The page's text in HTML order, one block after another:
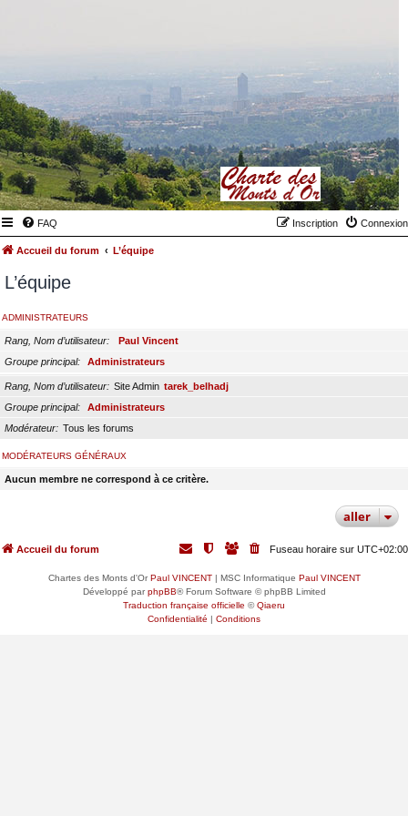
FAQ Connexion
Inscription
Accueil du forum L’équipe
L’équipe
ADMINISTRATEURS
Rang, Nom d’utilisateur
Paul Vincent
Groupe principal
Administrateurs
Rang, Nom d’utilisateur Site Admin tarek_belhadj
Groupe principal
Administrateurs
Modérateur
Tous les forums
MODÉRATEURS GÉNÉRAUX
Aucun membre ne correspond à ce critère.
aller
Accueil du forum Fuseau horaire sur UTC+02:00
Chartes des Monts d'OrPaul VINCENT| MSC Informatique Paul VINCENT
Développé parphpBB® Forum Software © phpBB Limited
Traduction française officielle ©Qiaeru
Confidentialité | Conditions